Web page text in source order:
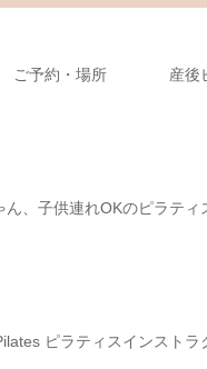
ご予約・場所 産後
ん、子供連れOKのピラティ
ピラティスインストラ